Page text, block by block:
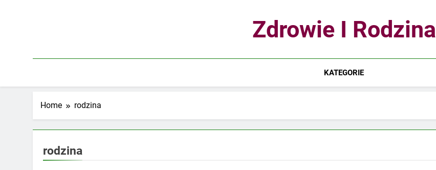
Zdrowie I Rodzina
KATEGORIE
Home rodzina
rodzina